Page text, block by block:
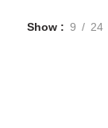
Show 9 24